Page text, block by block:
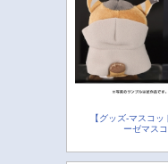
【グッズ-マスコ
ーゼマス